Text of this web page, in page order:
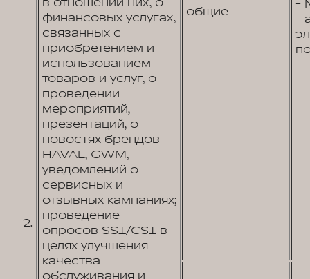
2.
финансовых услугах,
связанных с
приобретением и
использованием
товаров и услуг, о
проведении
мероприятий,
презентаций, о
новостях брендов
HAVAL, GWM,
уведомлений о
сервисных и
отзывных кампаниях;
проведение
опросов SSI/CSI в
целях улучшения
качества
общие
-
-